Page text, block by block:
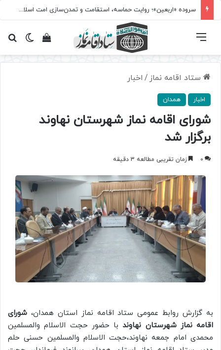
سروده‌ «اربعین»؛ روایت حماسه، استقامت و تمدن‌سازی امت اسلامی
تغییرمشاهده فهرست
ستاد اقامه نماز / اخبار
اخبار همدان
شورای اقامه نماز شهرستان نهاوند
برگزار شد
0 زمان تقریبی مطالعه 3 دقیقه
به گزارش روابط عمومی ستاد اقامه نماز استان همدان، شورای
اقامه نماز شهرستان نهاوند با حضور حجت الاسلام والمسلمین
محمدی امام جمعه نهاوند،حجت الاسلام والمسلمین حسنی حلم